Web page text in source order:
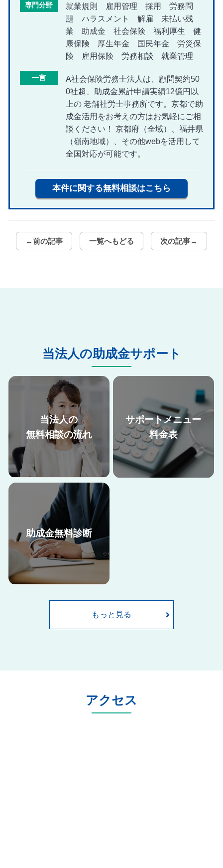
専門分野
就業規則 雇用管理 採用 労務問
題 ハラスメント 解雇 未払い残
業 助成金 社会保険 福利厚生 健
康保険 厚生年金 国民年金 労災保
険 雇用保険 労務相談 就業管理
一言
A社会保険労務士法人は、顧問契約50
0社超、助成金累計申請実績12億円以
上の 老舗社労士事務所です。京都で助
成金活用をお考えの方はお気軽にご相
談ください！ 京都府（全域）、福井県
（嶺南地域）、その他webを活用して
全国対応が可能です。
本件に関する無料相談はこちら
←前の記事 一覧へもどる 次の記事→
当法人の助成金サポート
当法人の
無料相談の流れ
助成金申請には、申請書類の準
備だけでなく、要件を満たすた
めに就業規則や雇用契約書の内
サポートメニュー
料金表
助成金無料診断
る助成金情報をいち早く収集
し、貴社で使える助成金をご提
もっと見る
アクセス